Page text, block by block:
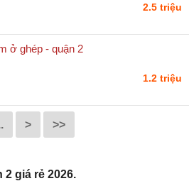
2.5 triệu
ở ghép - quận 2
1.2 triệu
> >>
2 giá rẻ 2026.